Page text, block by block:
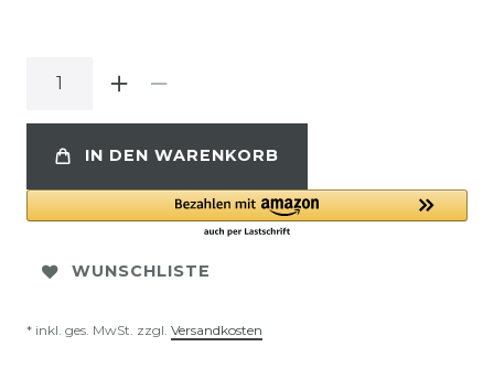
IN DEN WARENKORB
WUNSCHLISTE
* inkl. ges. MwSt. zzgl. Versandkosten